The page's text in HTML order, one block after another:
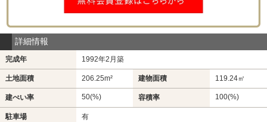
詳細情報
完成年 1992年2月築
土地面積 206.25m² 建物面積 119.24㎡
建ぺい率 50(%) 容積率 100(%)
駐車場 有